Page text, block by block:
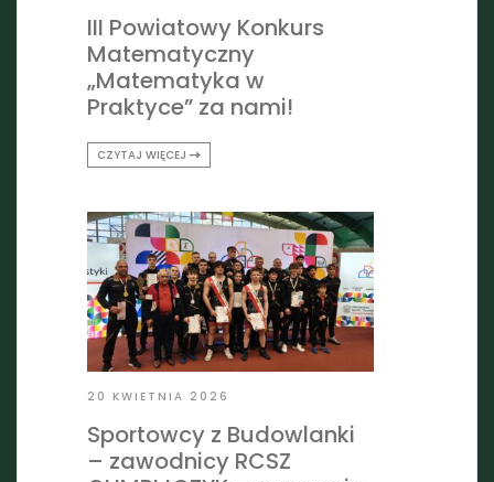
III Powiatowy Konkurs
Matematyczny
„Matematyka w
Praktyce” za nami!
CZYTAJ WIĘCEJ
20 KWIETNIA 2026
Sportowcy z Budowlanki
– zawodnicy RCSZ